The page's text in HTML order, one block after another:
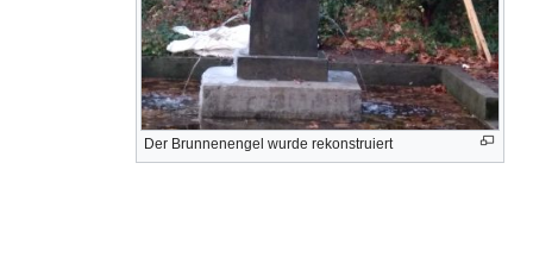
Der Brunnenengel wurde rekonstruiert